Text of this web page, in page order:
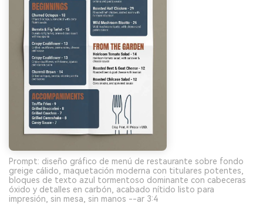
Prompt: diseño gráfico de menú de restaurante sobre fondo
greige cálido, maquetación moderna con titulares potentes,
bloques de texto azul tormentoso dominante con cabeceras
óxido y detalles en carbón, acabado nítido listo para
impresión, sin mesa, sin manos --ar 3:4